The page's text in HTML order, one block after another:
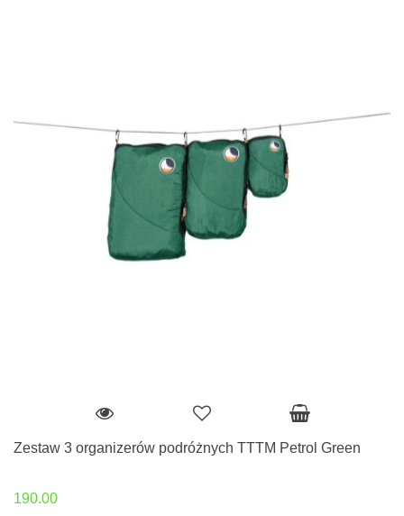
Zestaw 3 organizerów podróżnych TTTM Petrol Green
190.00